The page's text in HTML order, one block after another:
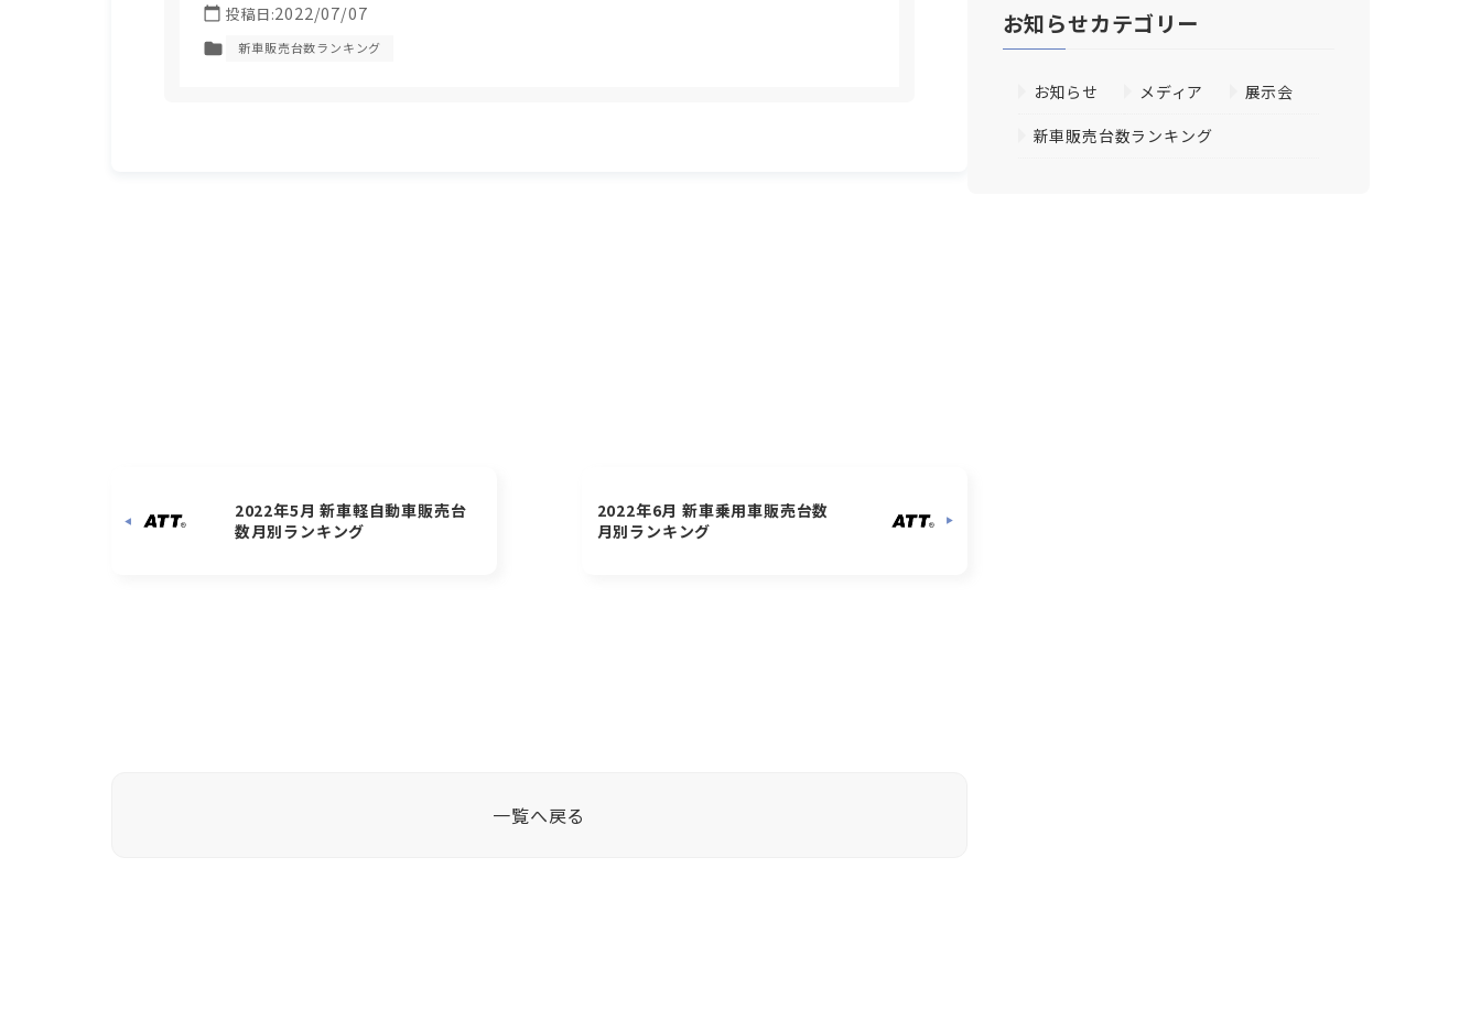
投稿日:2022/07/07
新車販売台数ランキング
2022年5月 新車軽自動車販売台
数月別ランキング
2022年6月 新車乗用車販売台数
月別ランキング
一覧へ戻る
お知らせカテゴリー
お知らせ メディア
展示会
新車販売台数ランキング